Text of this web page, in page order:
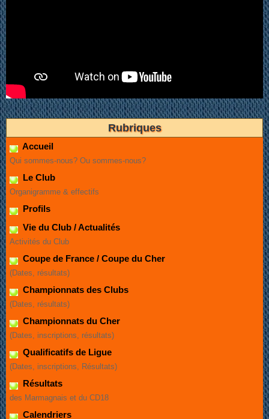
Rubriques
Accueil
Qui sommes-nous? Ou sommes-nous?
Le Club
Organigramme & effectifs
Profils
Vie du Club / Actualités
Activités du Club
Coupe de France / Coupe du Cher
(Dates, résultats)
Championnats des Clubs
(Dates, résultats)
Championnats du Cher
(Dates, inscriptions, résultats)
Qualificatifs de Ligue
(Dates, inscriptions, Résultats)
Résultats
des Marmagnais et du CD18
Calendriers